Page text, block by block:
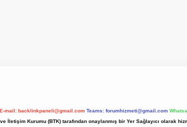
E-mail: backlinkpaneli@gmail.com Teams: forumhizmeti@gmail.com
İletişim Kurumu (BTK) tarafından onaylanmış bir Yer Sağlayıcı olarak